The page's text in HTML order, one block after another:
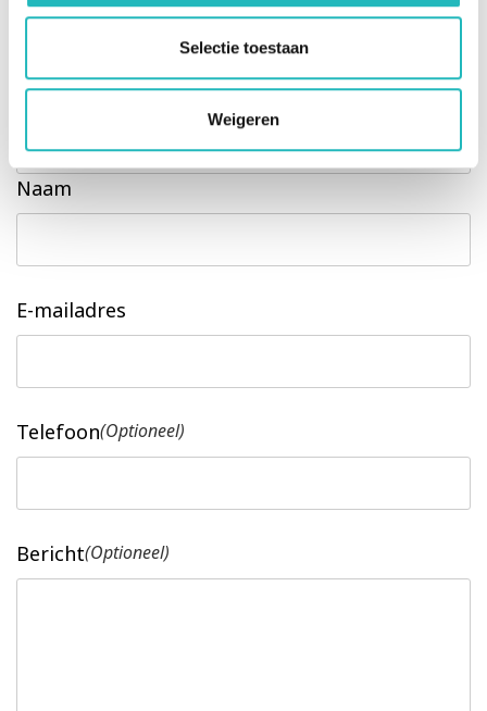
Selectie toestaan
Weigeren
Leave this field blank
Naam
E-mailadres
Telefoon(Optioneel)
Bericht(Optioneel)